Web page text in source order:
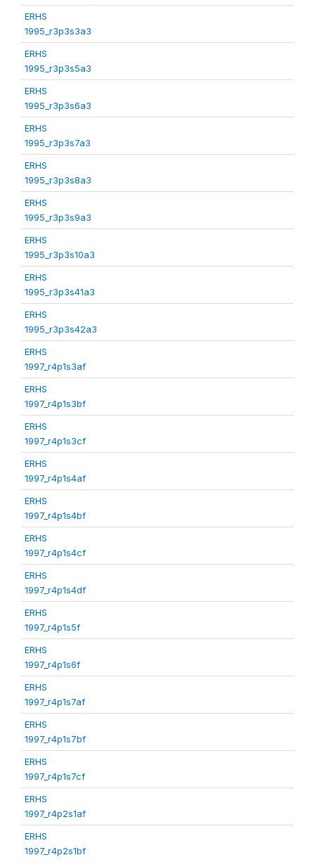
ERHS
1995_r3p3s3a3
ERHS
1995_r3p3s5a3
ERHS
1995_r3p3s6a3
ERHS
1995_r3p3s7a3
ERHS
1995_r3p3s8a3
ERHS
1995_r3p3s9a3
ERHS
1995_r3p3s10a3
ERHS
1995_r3p3s41a3
ERHS
1995_r3p3s42a3
ERHS
1997_r4p1s3af
ERHS
1997_r4p1s3bf
ERHS
1997_r4p1s3cf
ERHS
1997_r4p1s4af
ERHS
1997_r4p1s4bf
ERHS
1997_r4p1s4cf
ERHS
1997_r4p1s4df
ERHS
1997_r4p1s5f
ERHS
1997_r4p1s6f
ERHS
1997_r4p1s7af
ERHS
1997_r4p1s7bf
ERHS
1997_r4p1s7cf
ERHS
1997_r4p2s1af
ERHS
1997_r4p2s1bf